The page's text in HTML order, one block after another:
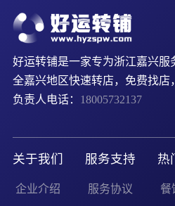
好运转铺是一家专为浙江嘉兴服
全嘉兴地区快速转店，免费找店
负责人电话： 18005732137
关于我们
企业介绍
服务支持
服务协议
热
餐